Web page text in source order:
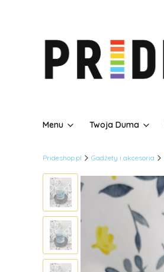
Menu Twoja Duma
Prideshop.pl Gadżety i akcesoria